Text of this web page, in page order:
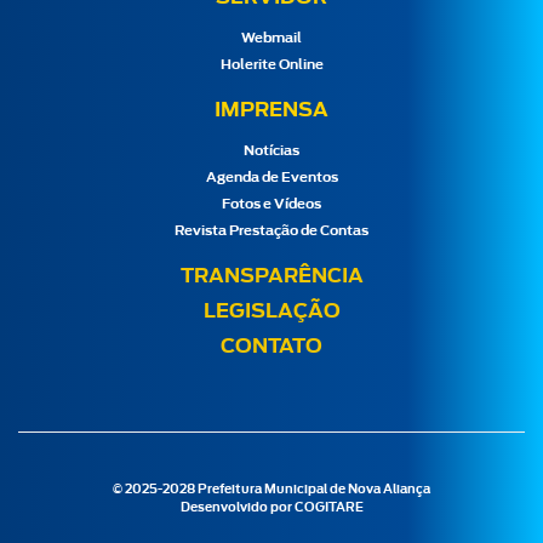
Webmail
Holerite Online
IMPRENSA
Notícias
Agenda de Eventos
Fotos e Vídeos
Revista Prestação de Contas
TRANSPARÊNCIA
LEGISLAÇÃO
CONTATO
© 2025-2028 Prefeitura Municipal de Nova Aliança
Desenvolvido por COGITARE